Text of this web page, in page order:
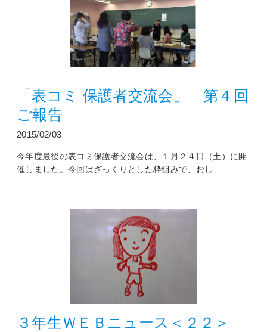
「表コミ 保護者交流会」 第４回
ご報告
2015/02/03
今年度最後の表コミ保護者交流会は、１月２４日（土）に開
催しました。今回はざっくりとした枠組みで、おし
３年生ＷＥＢニュース＜２２＞